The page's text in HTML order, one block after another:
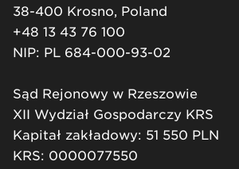
38-400 Krosno, Poland
+48 13 43 76 100
NIP: PL 684-000-93-02
Sąd Rejonowy w Rzeszowie
XII Wydział Gospodarczy KRS
Kapitał zakładowy: 51 550 PLN
KRS: 0000077550